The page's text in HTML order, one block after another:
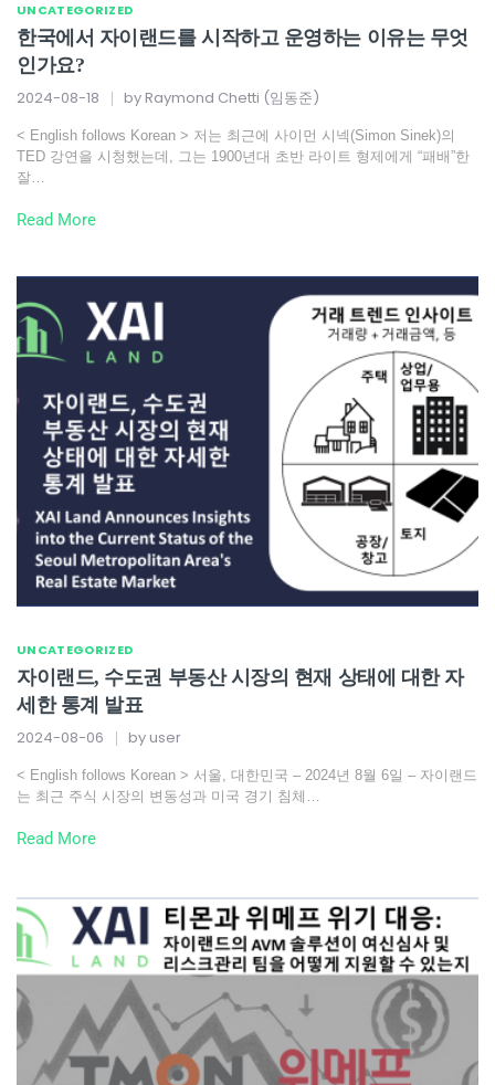
UNCATEGORIZED
한국에서 자이랜드를 시작하고 운영하는 이유는 무엇
인가요?
2024-08-18 by Raymond Chetti (임동준)
< English follows Korean > 저는 최근에 사이먼 시넥(Simon Sinek)의
TED 강연을 시청했는데, 그는 1900년대 초반 라이트 형제에게 “패배”한
잘…
Read More
UNCATEGORIZED
자이랜드, 수도권 부동산 시장의 현재 상태에 대한 자
세한 통계 발표
2024-08-06 by user
< English follows Korean > 서울, 대한민국 – 2024년 8월 6일 – 자이랜드
는 최근 주식 시장의 변동성과 미국 경기 침체…
Read More